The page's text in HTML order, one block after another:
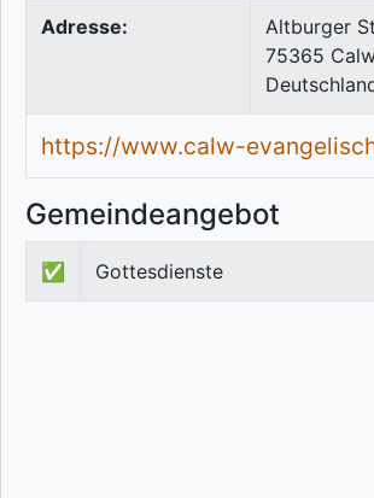
Adresse:
Altburger
75365
https://www.calw-
Gemeindeangebot
✅ Gottesdienste